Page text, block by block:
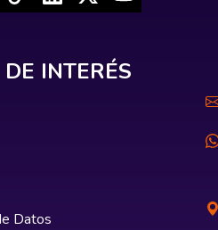
INTERÉS
Datos